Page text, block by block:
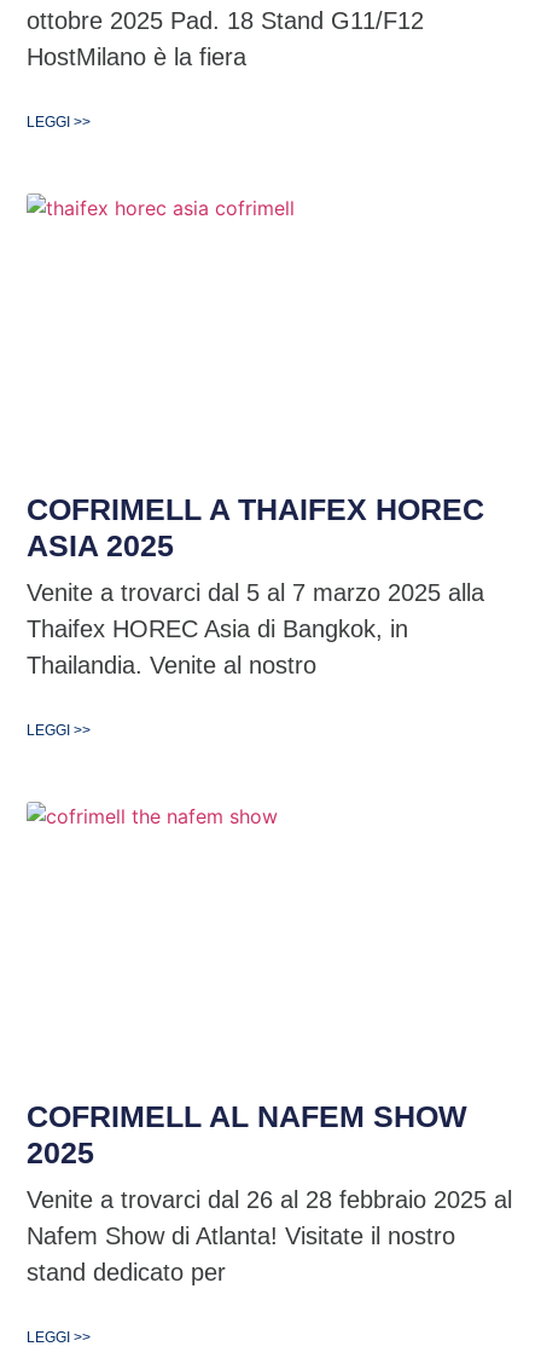
ottobre 2025 Pad. 18 Stand G11/F12
HostMilano è la fiera
LEGGI >>
COFRIMELL A THAIFEX HOREC
ASIA 2025
Venite a trovarci dal 5 al 7 marzo 2025 alla
Thaifex HOREC Asia di Bangkok, in
Thailandia. Venite al nostro
LEGGI >>
COFRIMELL AL NAFEM SHOW
2025
Venite a trovarci dal 26 al 28 febbraio 2025 al
Nafem Show di Atlanta! Visitate il nostro
stand dedicato per
LEGGI >>